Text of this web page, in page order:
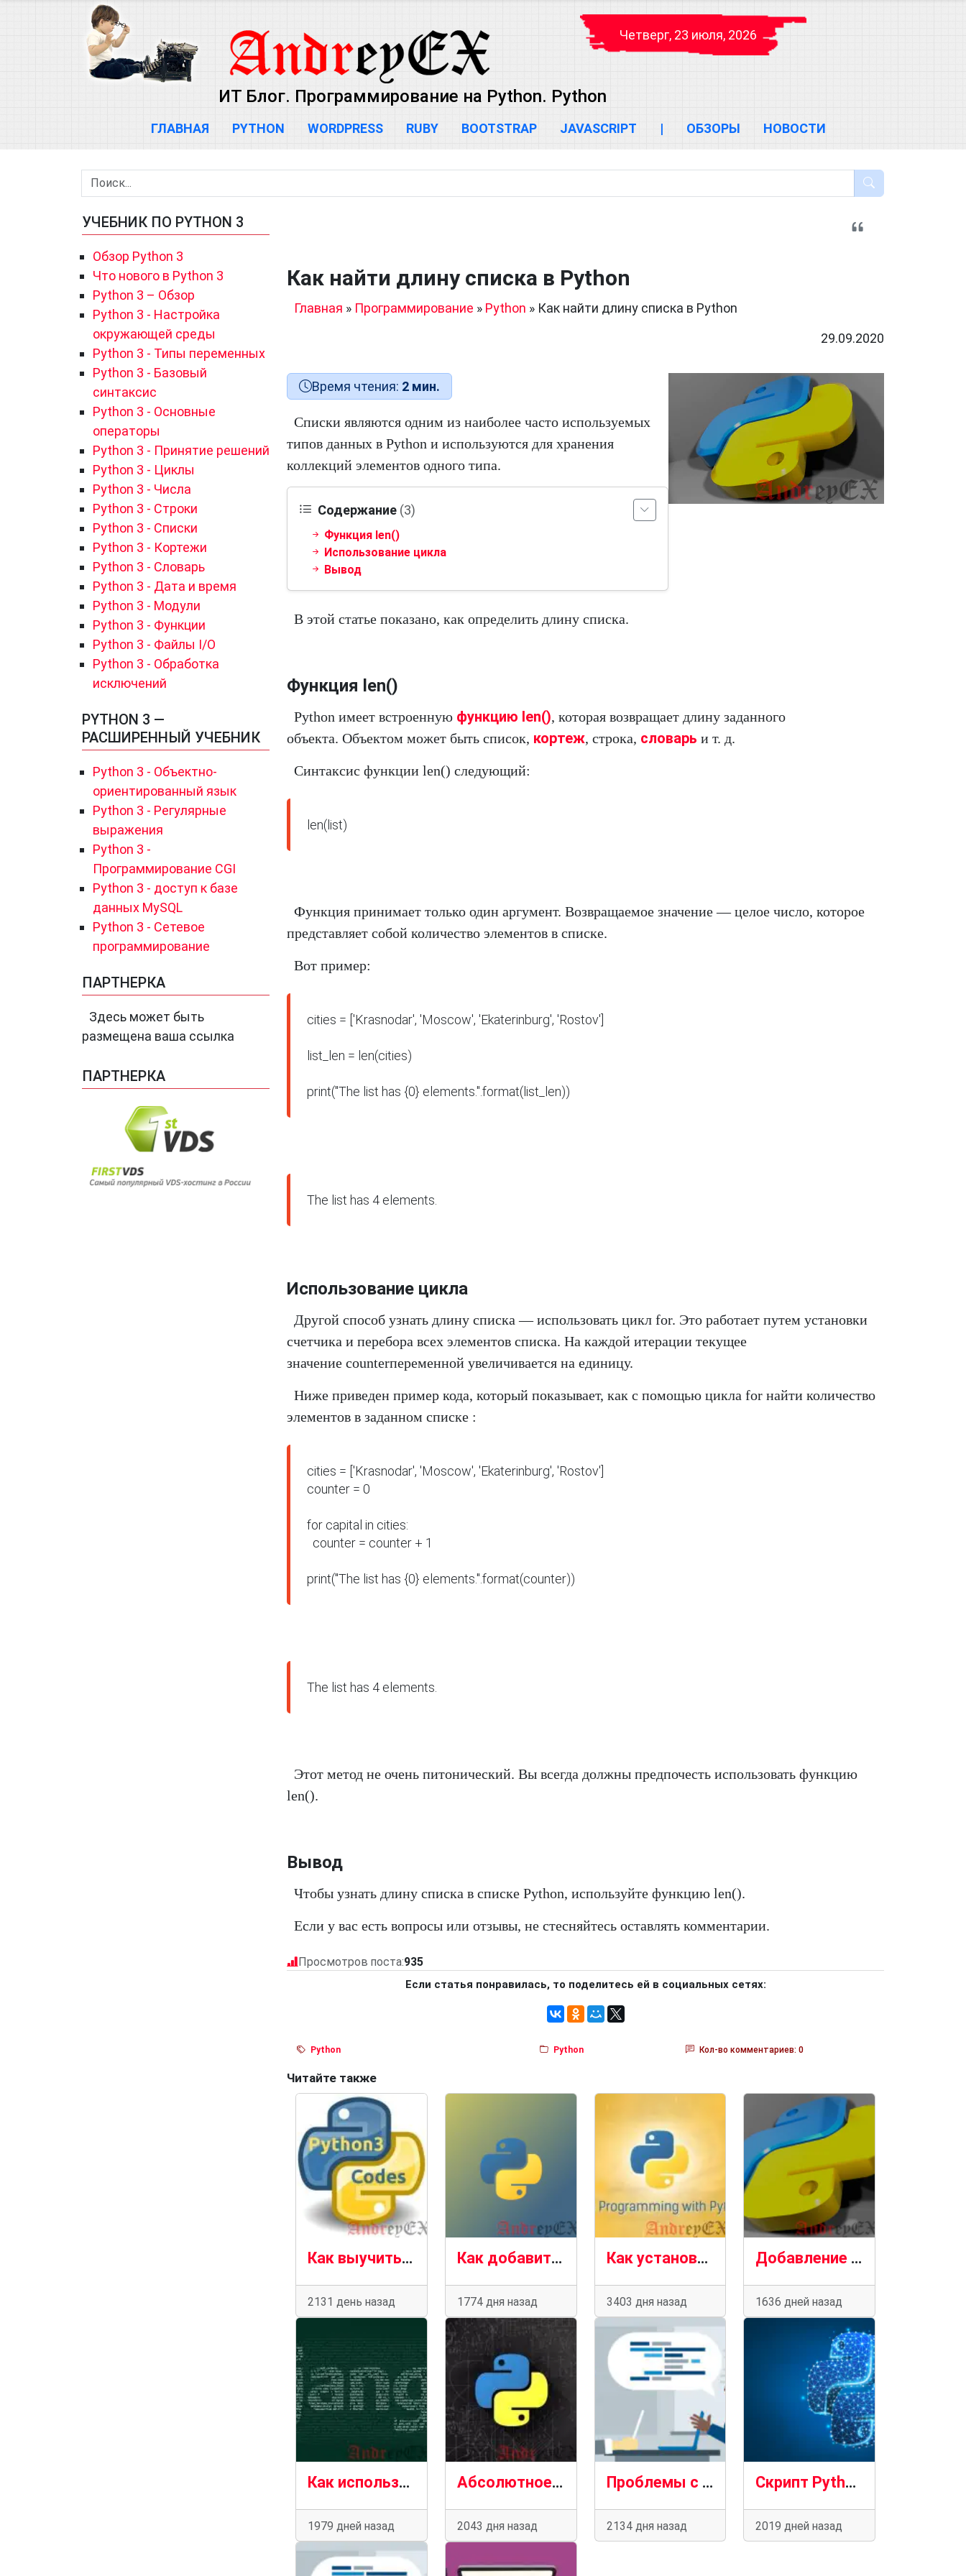
Четверг, 23 июля, 2026
ИТ Блог. Программирование на Python. Python
ГЛАВНАЯ PYTHON WORDPRESS RUBY BOOTSTRAP JAVASCRIPT | ОБЗОРЫ НОВОСТИ
УЧЕБНИК ПО PYTHON 3
Обзор Python 3
Что нового в Python 3
Python 3 – Обзор
Python 3 - Настройка
окружающей среды
Python 3 - Типы переменных
Python 3 - Базовый
синтаксис
Python 3 - Основные
операторы
Python 3 - Принятие решений
Python 3 - Циклы
Python 3 - Числа
Python 3 - Строки
Python 3 - Списки
Python 3 - Кортежи
Python 3 - Словарь
Python 3 - Дата и время
Python 3 - Модули
Python 3 - Функции
Python 3 - Файлы I/O
Python 3 - Обработка
исключений
PYTHON 3 —
РАСШИРЕННЫЙ УЧЕБНИК
Python 3 - Объектно-
ориентированный язык
Python 3 - Регулярные
выражения
Python 3 -
Программирование CGI
Python 3 - доступ к базе
данных MySQL
Python 3 - Сетевое
программирование
ПАРТНЕРКА
Здесь может быть
размещена ваша ссылка
ПАРТНЕРКА
Как найти длину списка в Python
Главная » Программирование » Python » Как найти длину списка в Python
29.09.2020
Время чтения: 2 мин.
Списки являются одним из наиболее часто используемых
типов данных в Python и используются для хранения
коллекций элементов одного типа.
Содержание (3)
Функция len()
Использование цикла
Вывод
В этой статье показано, как определить длину списка.
Функция len()
Python имеет встроенную функцию len(), которая возвращает длину заданного
объекта. Объектом может быть список, кортеж, строка, словарь и т. д.
Синтаксис функции len() следующий:
Функция принимает только один аргумент. Возвращаемое значение — целое число, которое
представляет собой количество элементов в списке.
Вот пример:
cities = ['Krasnodar', 'Moscow', 'Ekaterinburg', 'Rostov']
list_len = len(cities)
Использование цикла
Другой способ узнать длину списка — использовать цикл for. Это работает путем установки
счетчика и перебора всех элементов списка. На каждой итерации текущее
значение counterпеременной увеличивается на единицу.
Ниже приведен пример кода, который показывает, как с помощью цикла for найти количество
элементов в заданном списке :
cities = ['Krasnodar', 'Moscow', 'Ekaterinburg', 'Rostov']
counter = 0
for capital in cities:
Этот метод не очень питонический. Вы всегда должны предпочесть использовать функцию
len().
Вывод
Чтобы узнать длину списка в списке Python, используйте функцию len().
Если у вас есть вопросы или отзывы, не стесняйтесь оставлять комментарии.
Просмотров поста:935
Если статья понравилась, то поделитесь ей в социальных сетях:
Python Python Кол-во комментариев: 0
Читайте также
Как выучить Python (шаг за шагом) к 2021 году
2131 день назад
Как добавить в начало списка в Python
1774 дня назад
Как установить Python 3 на Debian 8
3403 дня назад
Добавление DataFrame в Pandas
1636 дней назад
Как использовать Django Channel
1979 дней назад
Абсолютное значение в Python
2043 дня назад
Проблемы с практикой Python. Приготовьтесь к следующему собеседованию. Шифр Цезаря. Часть 2
2134 дня назад
Скрипт Python для мониторинга сетевого подключения
2019 дней назад